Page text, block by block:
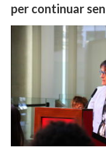
per continuar